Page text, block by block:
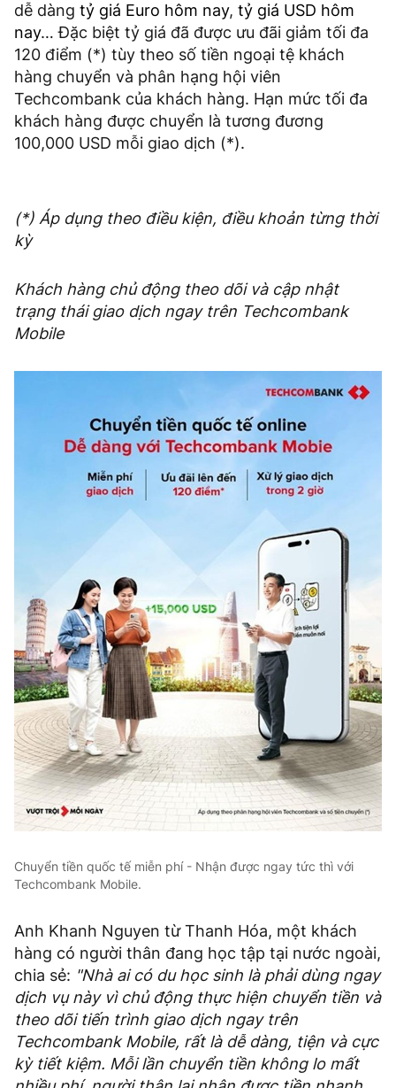
dễ dàng tỷ giá Euro hôm nay, tỷ giá USD hôm
nay… Đặc biệt tỷ giá đã được ưu đãi giảm tối đa
120 điểm (*) tùy theo số tiền ngoại tệ khách
hàng chuyển và phân hạng hội viên
Techcombank của khách hàng. Hạn mức tối đa
khách hàng được chuyển là tương đương
100,000 USD mỗi giao dịch (*).
(*) Áp dụng theo điều kiện, điều khoản từng thời
kỳ
Khách hàng chủ động theo dõi và cập nhật
trạng thái giao dịch ngay trên Techcombank
Mobile
Chuyển tiền quốc tế miễn phí - Nhận được ngay tức thì với
Techcombank Mobile.
Anh Khanh Nguyen từ Thanh Hóa, một khách
hàng có người thân đang học tập tại nước ngoài,
chia sẻ: "Nhà ai có du học sinh là phải dùng ngay
dịch vụ này vì chủ động thực hiện chuyển tiền và
theo dõi tiến trình giao dịch ngay trên
Techcombank Mobile, rất là dễ dàng, tiện và cực
kỳ tiết kiệm. Mỗi lần chuyển tiền không lo mất